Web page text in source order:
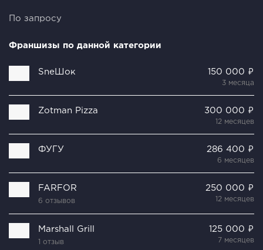
По запросу
Франшизы по данной категории
SneШок 150 000 ₽
3 месяца
Zotman Pizza 300 000 ₽
12 месяцев
ФУГУ 286 400 ₽
6 месяцев
FARFOR
6 отзывов
250 000 ₽
12 месяцев
Marshall Grill
1 отзыв
125 000 ₽
7 месяцев